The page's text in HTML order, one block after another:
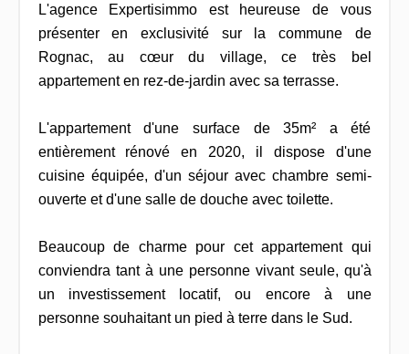
L'agence Expertisimmo est heureuse de vous
présenter en exclusivité sur la commune de
Rognac, au cœur du village, ce très bel
appartement en rez-de-jardin avec sa terrasse.
L'appartement d'une surface de 35m² a été
entièrement rénové en 2020, il dispose d'une
cuisine équipée, d'un séjour avec chambre semi-
ouverte et d'une salle de douche avec toilette.
Beaucoup de charme pour cet appartement qui
conviendra tant à une personne vivant seule, qu'à
un investissement locatif, ou encore à une
personne souhaitant un pied à terre dans le Sud.